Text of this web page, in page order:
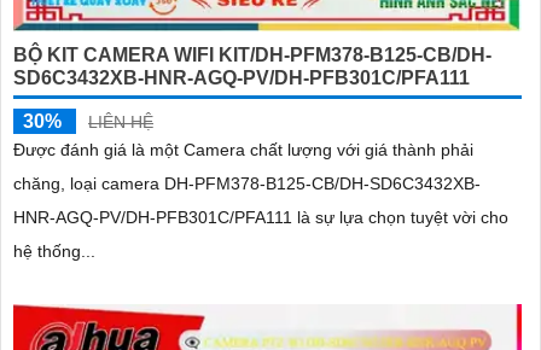
BỘ KIT CAMERA WIFI KIT/DH-PFM378-B125-CB/DH-
SD6C3432XB-HNR-AGQ-PV/DH-PFB301C/PFA111
30%
LIÊN HỆ
Được đánh giá là một Camera chất lượng với giá thành phải
chăng, loại camera DH-PFM378-B125-CB/DH-SD6C3432XB-
HNR-AGQ-PV/DH-PFB301C/PFA111 là sự lựa chọn tuyệt vời cho
hệ thống...